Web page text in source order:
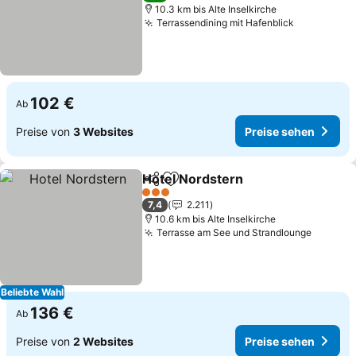
10.3 km bis Alte Inselkirche
Terrassendining mit Hafenblick
Ab 102 €
Preise von 3 Websites Preise sehen
Beliebte Wahl
TeilenZu Favoriten hinzufügen
Hotel Nordstern
3 Sterne
7,4
2.211
10.6 km bis Alte Inselkirche
Terrasse am See und StrandloungePreise
Ab 136 €
Preise von 2 Websites Preise sehen